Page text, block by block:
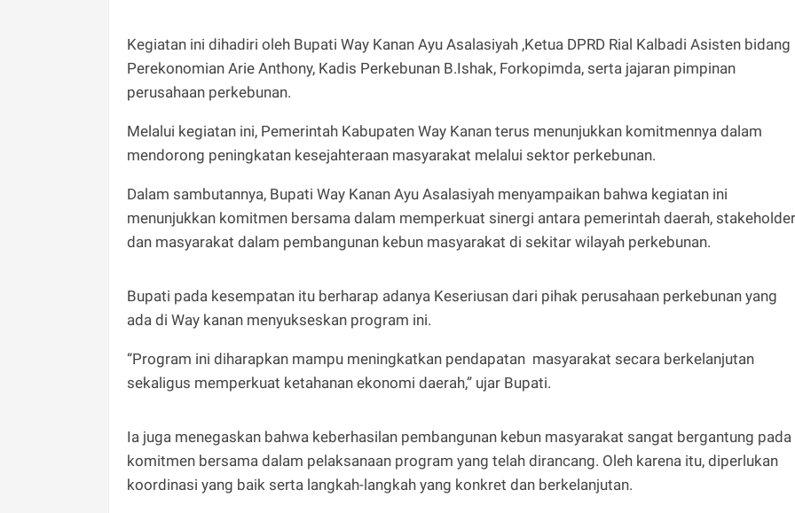
Kegiatan ini dihadiri oleh Bupati Way Kanan Ayu Asalasiyah ,Ketua DPRD Rial Kalbadi Asisten bidang
Perekonomian Arie Anthony, Kadis Perkebunan B.Ishak, Forkopimda, serta jajaran pimpinan
perusahaan perkebunan.
Melalui kegiatan ini, Pemerintah Kabupaten Way Kanan terus menunjukkan komitmennya dalam
mendorong peningkatan kesejahteraan masyarakat melalui sektor perkebunan.
Dalam sambutannya, Bupati Way Kanan Ayu Asalasiyah menyampaikan bahwa kegiatan ini
menunjukkan komitmen bersama dalam memperkuat sinergi antara pemerintah daerah,
dan masyarakat dalam pembangunan kebun masyarakat di sekitar wilayah perkebunan.
Bupati pada kesempatan itu berharap adanya Keseriusan dari pihak perusahaan perkebunan yang
ada di Way kanan menyukseskan program ini.
“Program ini diharapkan mampu meningkatkan pendapatan masyarakat secara berkelanjutan
sekaligus memperkuat ketahanan ekonomi daerah,” ujar Bupati.
Ia juga menegaskan bahwa keberhasilan pembangunan kebun masyarakat sangat bergantung pada
komitmen bersama dalam pelaksanaan program yang telah dirancang. Oleh karena itu, diperlukan
koordinasi yang baik serta langkah-langkah yang konkret dan berkelanjutan.